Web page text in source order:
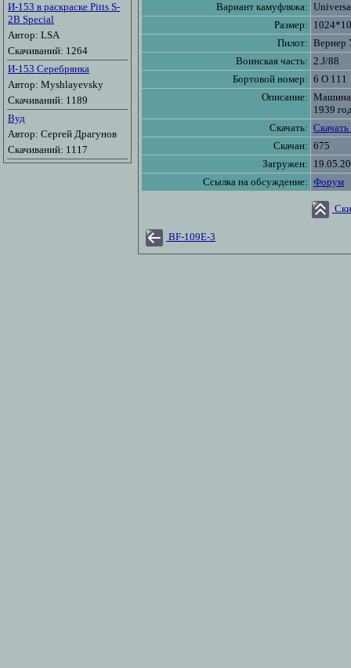
И-153 в раскраске Pitts S-
2B Special
Автор: LSA
Скачиваний: 1264
И-153 Серебрянка
Автор: Myshlayevsky
Скачиваний: 1189
Вуд
Автор: Сергей Драгунов
Скачиваний: 1117
Вариант камуфляжа:
Размер:
Пилот: Вернер
Воинская часть: 2.J/88
Бортовой номер: 6 O 111
Описание: Машина
1939
Скачать: Скачать
Скачан: 675
Загружен:
Ссылка на обсуждение: Форум
BF-109E-3